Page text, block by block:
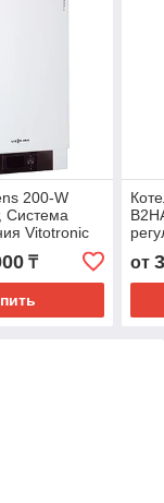
200-W
Система
Vitotronic
₸ от